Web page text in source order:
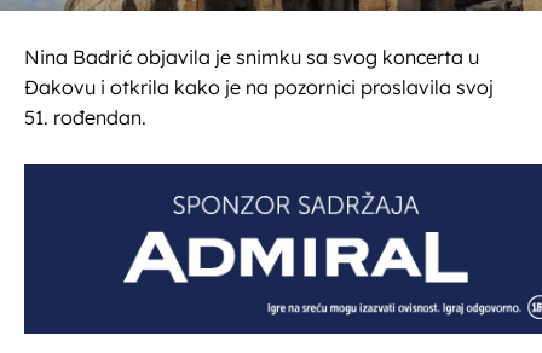
Nina Badrić objavila je snimku sa svog koncerta u
Đakovu i otkrila kako je na pozornici proslavila svoj
51. rođendan.